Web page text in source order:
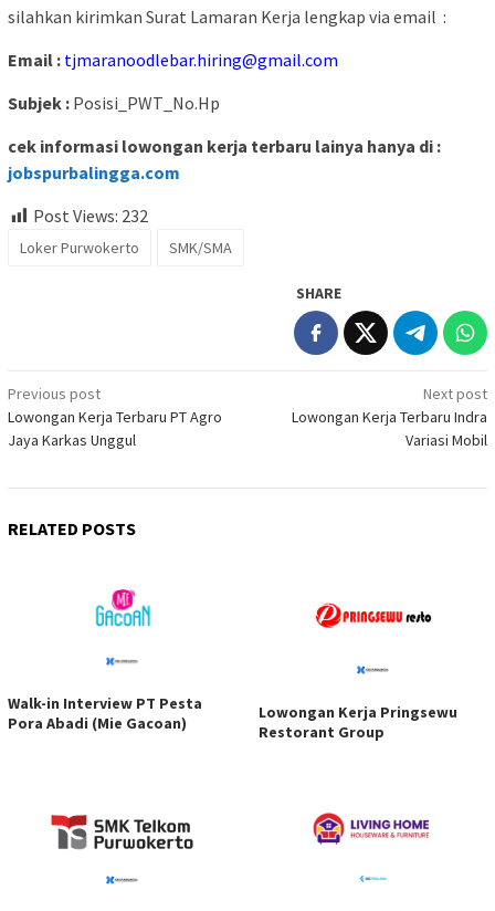
silahkan kirimkan Surat Lamaran Kerja lengkap via email :
Email : tjmaranoodlebar.hiring@gmail.com
Subjek : Posisi_PWT_No.Hp
cek informasi lowongan kerja terbaru lainya hanya di :
jobspurbalingga.com
Post Views: 232
Loker Purwokerto SMK/SMA
SHARE
Post
navigation
Previous post
Lowongan Kerja Terbaru PT Agro
Jaya Karkas Unggul
Next post
Lowongan Kerja Terbaru Indra
Variasi Mobil
RELATED POSTS
Walk-in Interview PT Pesta
Pora Abadi (Mie Gacoan)
Lowongan Kerja Pringsewu
Restorant Group